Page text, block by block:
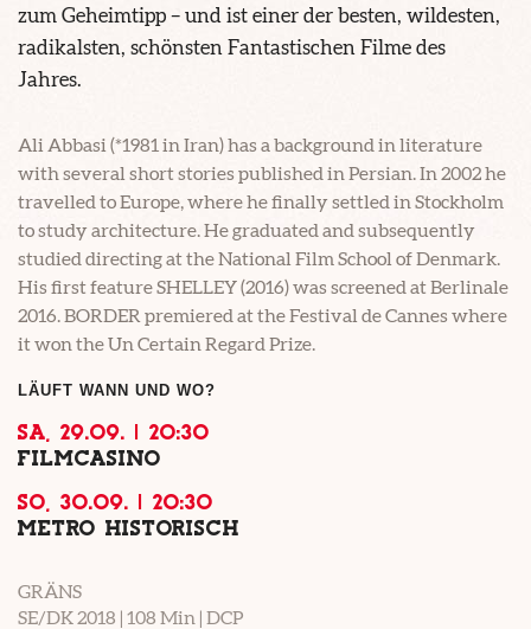
zum Geheimtipp – und ist einer der besten, wildesten,
radikalsten, schönsten Fantastischen Filme des
Jahres.
Ali Abbasi (*1981 in Iran) has a background in literature
with several short stories published in Persian. In 2002 he
travelled to Europe, where he finally settled in Stockholm
to study architecture. He graduated and subsequently
studied directing at the National Film School of Denmark.
His first feature SHELLEY (2016) was screened at Berlinale
2016. BORDER premiered at the Festival de Cannes where
it won the Un Certain Regard Prize.
LÄUFT WANN UND WO?
SA, 29.09. | 20:30
FILMCASINO
SO, 30.09. | 20:30
METRO HISTORISCH
GRÄNS
SE/DK 2018 | 108 Min | DCP